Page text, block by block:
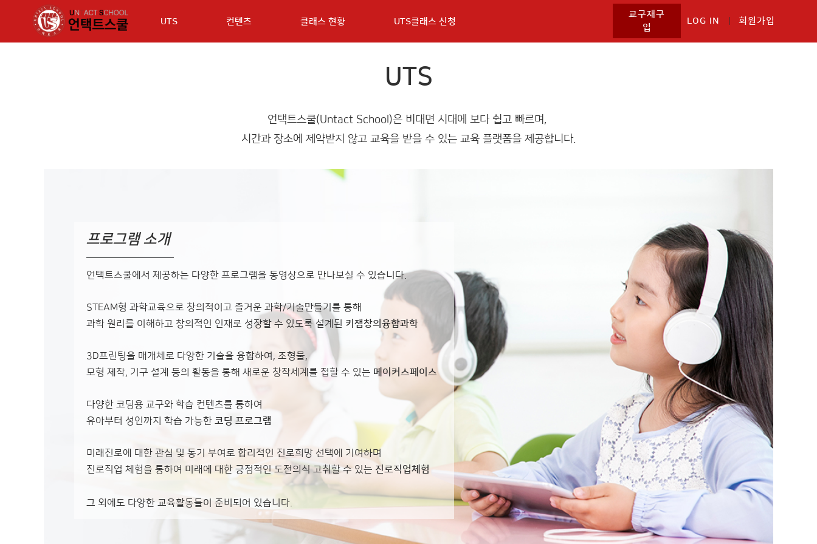
UTS 컨텐츠 클래스 현황 UTS클래스 신청
교구재구
입
LOG IN 회원가입
UTS
언택트스쿨(Untact School)은 비대면 시대에 보다 쉽고 빠르며,
시간과 장소에 제약받지 않고 교육을 받을 수 있는 교육 플랫폼을 제공합니다.
프로그램 소개
언택트스쿨에서 제공하는 다양한 프로그램을 동영상으로 만나보실 수 있습니다.
STEAM형 과학교육으로 창의적이고 즐거운 과학/기술만들기를 통해
과학 원리를 이해하고 창의적인 인재로 성장할 수 있도록 설계된 키잼창의융합과학
3D프린팅을 매개체로 다양한 기술을 융합하여, 조형물,
모형 제작, 기구 설계 등의 활동을 통해 새로운 창작세계를 접할 수 있는 메이커스페이스
다양한 코딩용 교구와 학습 컨텐츠를 통하여
유아부터 성인까지 학습 가능한 코딩 프로그램
미래진로에 대한 관심 및 동기 부여로 합리적인 진로희망 선택에 기여하며
진로직업 체험을 통하여 미래에 대한 긍정적인 도전의식 고취할 수 있는 진로직업체험
그 외에도 다양한 교육활동들이 준비되어 있습니다.